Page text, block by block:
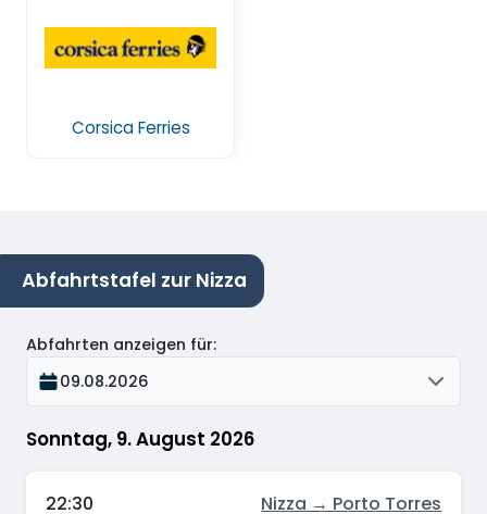
Corsica Ferries
Abfahrtstafel zur Nizza
Sonntag, 9. August 2026
Abfahrten anzeigen für:
09.08.2026
22:30 Nizza → Porto Torres